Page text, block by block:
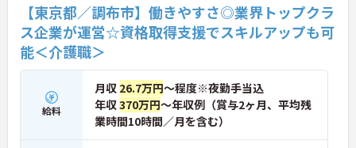
【東京都／調布市】働きやすさ◎業界トップクラ
ス企業が運営☆資格取得支援でスキルアップも可
能＜介護職＞
給料
月収 26.7万円～程度※夜勤手当込
年収370万円～年収例（賞与2ヶ月、平均残
業時間10時間／月を含む）